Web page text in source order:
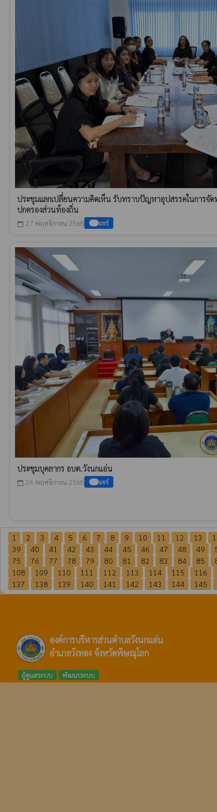
ประชุมแลกเปลี่ยนความคิดเห็น รับทราบปัญหาอุปสรรคในการจัด
ปกครองส่วนท้องถิ่น
calendar_today 27 พฤศจิกายน 2568 แชร์
ประชุมบุคลากร อบต.วังนกแอ่น
calendar_today 26 พฤศจิกายน 2568 แชร์
1 2 3 4 5 6 7 8 9 10 11 12 13
39
40 41 42 43 44 45 46 47 48 49
75
76 77 78 79 80 81 82 83 84 85
108
109 110 111 112 113 114 115
116
137
138 139 140 141 142 143 144 145
องค์การบริหารส่วนตำบลวังนกแอ่น
อำเภอวังทอง จังหวัดพิษณุโลก
ผู้ดูแลระบบ พัฒนาระบบ